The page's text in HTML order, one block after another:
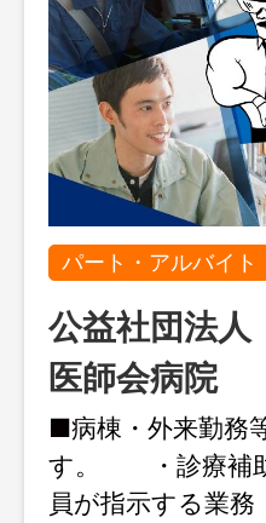
パート・アルバイト
公益社団法
医師会病院
■病棟・外来勤務
す。 ・診療補
員が指示する業